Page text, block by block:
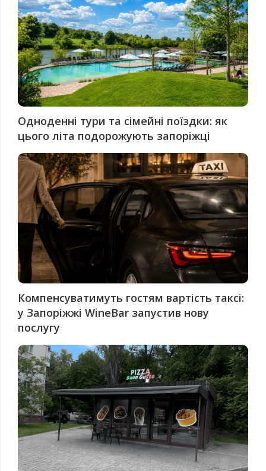
Одноденні тури та сімейні поїздки: як
цього літа подорожують запоріжці
Компенсуватимуть гостям вартість таксі:
у Запоріжжі WineBar запустив нову
послугу